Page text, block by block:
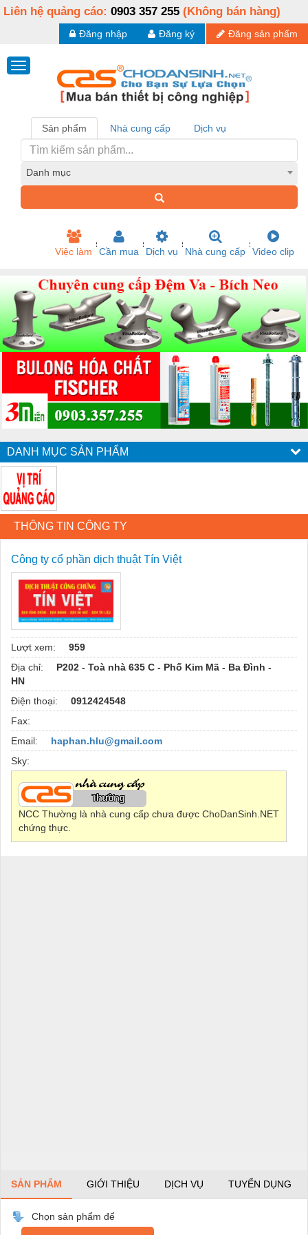
Liên hệ quảng cáo: 0903 357 255 (Không bán hàng)
Đăng sản phẩm
Đăng ký
Đăng nhập
Sản phẩm Nhà cung cấp Dịch vụ
Danh mục
Việc làm Cần mua Dịch vụ Nhà cung cấp Video clip
DANH MỤC SẢN PHẨM
THÔNG TIN CÔNG TY
Công ty cổ phần dịch thuật Tín Việt
Lượt xem:
959
Địa chỉ:
P202 - Toà nhà 635 C - Phố Kim Mã - Ba Đình -
HN
Điện thoại:
0912424548
Fax:
Email:
haphan.hlu@gmail.com
Sky:
NCC Thường là nhà cung cấp chưa được ChoDanSinh.NET
chứng thực.
SẢN PHẨM GIỚI THIỆU DỊCH VỤ TUYỂN DỤNG
Chọn sản phẩm để